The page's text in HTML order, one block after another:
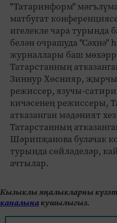
"Татаринформ"
матбугат
игелекле чара турында
белән очрашуда "Сәхнә"
журналлары баш
Татарстанның
Зиннур Хөснияр,
режиссер, язучы-
кичәсенең режиссеры,
атказанган мәдәният
Татарстанның
Шәрипҗанова булачак
турында сөйләделәр,
ачтылар.
Кызыклы яңалыкларны
каналынакушылыгыз.